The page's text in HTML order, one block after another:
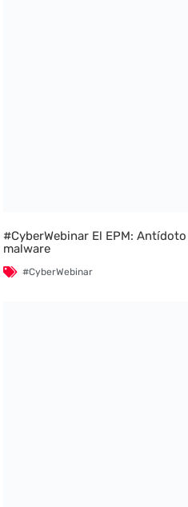
#CyberWebinar El EPM:
malware
#CyberWebinar